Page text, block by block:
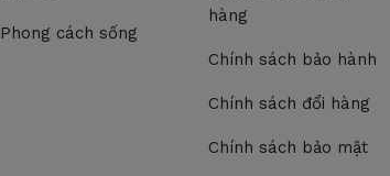
Phong cách sống
hàng
Chính sách bảo hành
Chính sách đổi hàng
Chính sách bảo mật